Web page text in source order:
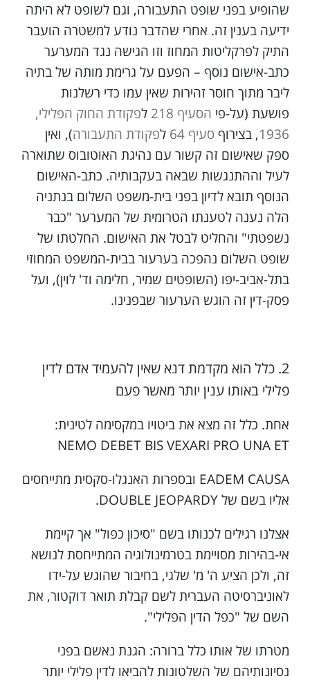
שהופיע בפני שופט התעבורה, וגם לשופט לא היתה
ידיעה בענין זה. אחרי שהדבר נודע למשטרה הועבר
התיק לפרקליטות המחוז וזו הגישה נגד המערער
כתב-אישום נוסף – הפעם על גרימת מותה של בתיה
ליבר מתוך חוסר זהירות שאין עמו כדי רשלנות
פושעת (על-פי הסעיף 218 לפקודת החוק הפלילי,
1936, בצירוף סעיף 64 לפקודת התעבורה), ואין
ספק שאישום זה קשור עם נהיגת האוטובוס שתוארה
לעיל וההתנגשות שבאה בעקבותיה. כתב-האישום
הנוסף תובא לדיון בפני בית-משפט השלום בנתניה
הלה נענה לטענתו הטרומית של המערער "כבר
נשפטתי" והחליט לבטל את האישום. החלטתו של
שופט השלום נהפכה בערעור בבית-המשפט המחוזי
בתל-אביב-יפו (השופטים שמיר, חלימה וד' לוין), ועל
פסק-דין זה הוגש הערעור שבפנינו.
כלל הוא מקדמת דנא שאין להעמיד אדם לדין
פלילי באותו ענין יותר מאשר פעם
אחת. כלל זה מצא את ביטויו במקסימה לטינית:
‎NEMO DEBET BIS VEXARI PRO UNA ET
EADEM CAUSA ובספרות האנגלו-סקסית מתייחסים
אליו בשם של ‎.DOUBLE JEOPARDY
אצלנו רגילים לכנותו בשם "סיכון כפול" אך קיימת
אי-בהירות מסויימת בטרמינולוגיה המתייחסת לנושא
זה, ולכן הציע ה' מ' שלגי, בחיבור שהוגש על-ידו
לאוניברסיטה העברית לשם קבלת תואר דוקטור, את
השם של "כפל הדין הפלילי".
מטרתו של אותו כלל ברורה: הגנת נאשם בפני
נסיונותיהם של השלטונות להביאו לדין פלילי יותר